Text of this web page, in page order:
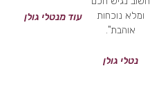
ומלא נוכחות
אוהבת".
נטלי גולן
עוד מנטלי גולן